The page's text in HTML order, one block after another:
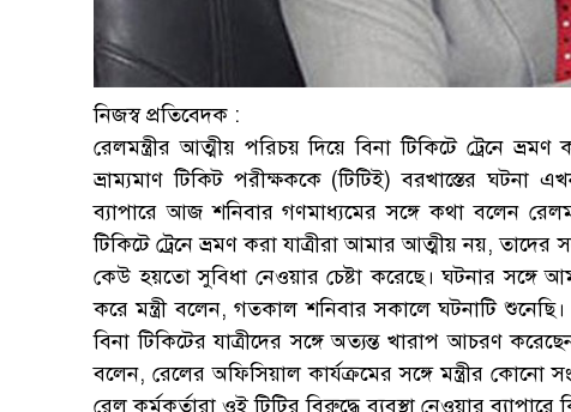
নিজস্ব প্রতিবেদক :
রেলমন্ত্রীর আত্মীয় পরিচয় দিয়ে বিনা টিকিটে ট্রেনে
ভ্রাম্যমাণ টিকিট পরীক্ষককে (টিটিই) বরখাস্তের
ব্যাপারে আজ শনিবার গণমাধ্যমের সঙ্গে কথা বলেন
টিকিটে ট্রেনে ভ্রমণ করা যাত্রীরা আমার আত্মীয় নয়,
কেউ হয়তো সুবিধা নেওয়ার চেষ্টা করেছে। ঘটনার
করে মন্ত্রী বলেন, গতকাল শনিবার সকালে ঘটনাটি
বিনা টিকিটের যাত্রীদের সঙ্গে অত্যন্ত খারাপ আচরণ
বলেন, রেলের অফিসিয়াল কার্যক্রমের সঙ্গে মন্ত্রীর
রেল কর্মকর্তারা ওই টিটির বিরুদ্ধে ব্যবস্থা নেওয়ার